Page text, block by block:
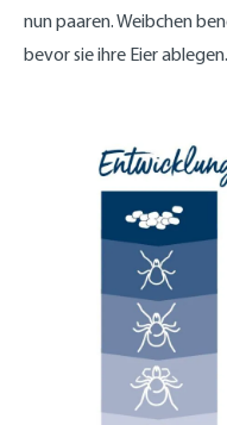
nun paaren. Weibchen
bevor sie ihre Eier ablegen.